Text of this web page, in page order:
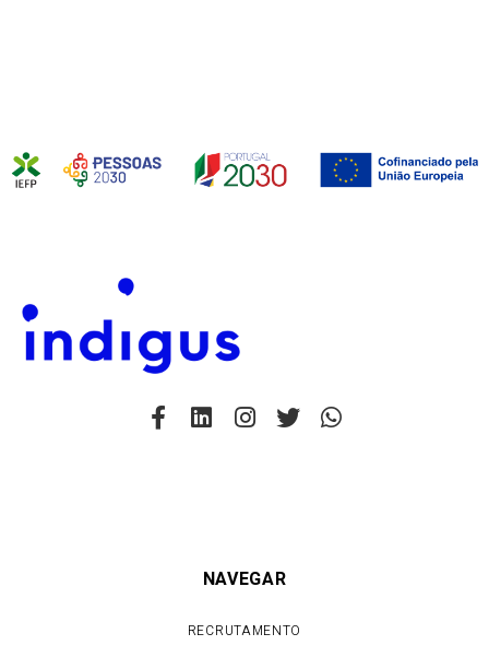
NAVEGAR
RECRUTAMENTO